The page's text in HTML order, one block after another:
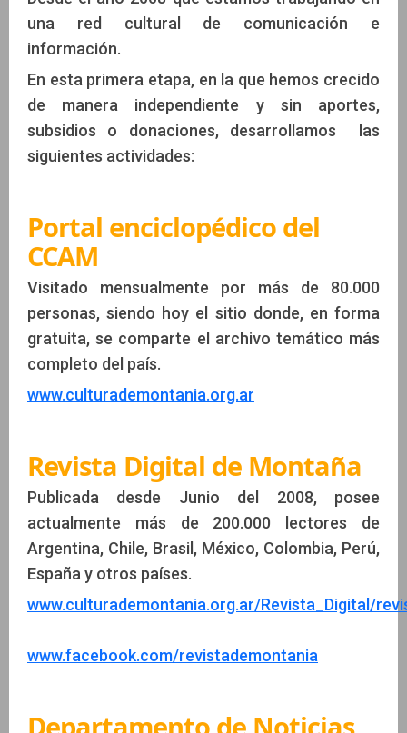
una red cultural de comunicación e
información.
En esta primera etapa, en la que hemos crecido
de manera independiente y sin aportes,
subsidios o donaciones, desarrollamos las
siguientes actividades:
Portal enciclopédico del
CCAM
Visitado mensualmente por más de 80.000
personas, siendo hoy el sitio donde, en forma
gratuita, se comparte el archivo temático más
completo del país.
www.culturademontania.org.ar
Revista Digital de Montaña
Publicada desde Junio del 2008, posee
actualmente más de 200.000 lectores de
Argentina, Chile, Brasil, México, Colombia, Perú,
España y otros países.
www.culturademontania.org.ar/Revista_Digital/
www.facebook.com/revistademontania